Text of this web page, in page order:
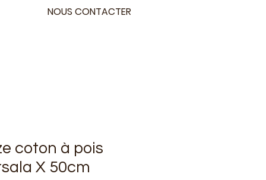
NOUS CONTACTER
coton à pois
X 50cm